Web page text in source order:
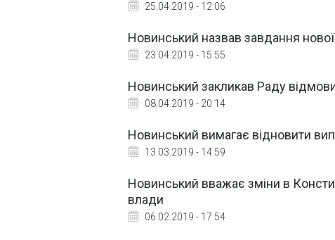
25.04.2019 - 12:06
Новинський назвав завдання
23.04.2019 - 15:55
Новинський закликав Раду
08.04.2019 - 20:14
Новинський вимагає відновити
13.03.2019 - 14:59
Новинський вважає зміни в
влади
06.02.2019 - 17:54